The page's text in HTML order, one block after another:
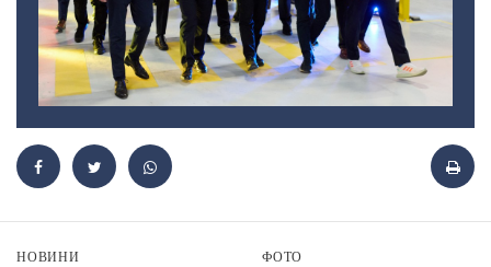
НОВИНИ ФОТО